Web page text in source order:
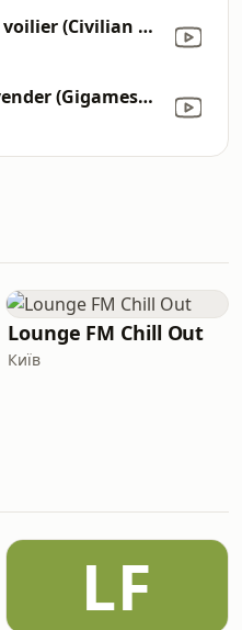
L'amour en voilier (Civilian Remix)
Days of Lavender (Gigamesh Remix)
Lounge FM Chill Out
Київ
LF